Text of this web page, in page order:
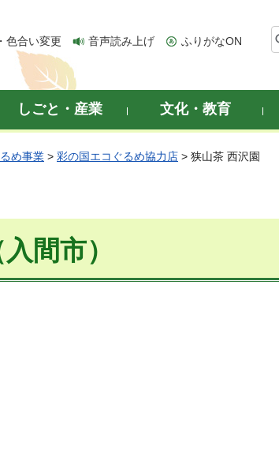
色合い変更 音声読み上げ ふりがなON
しごと・産業 文化・教育
め事業 > 彩の国エコぐるめ協力店 > 狭山茶 西沢園
間市）